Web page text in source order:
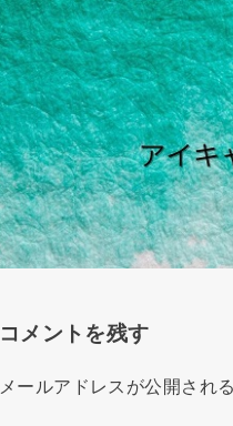
コメントを残す
メールアドレスが公開され